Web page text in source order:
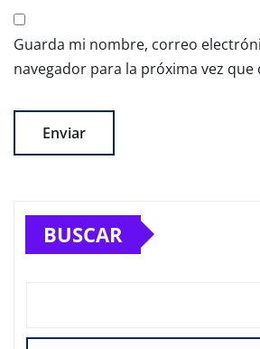
Guarda mi nombre, correo
navegador para la próxima vez que
BUSCAR